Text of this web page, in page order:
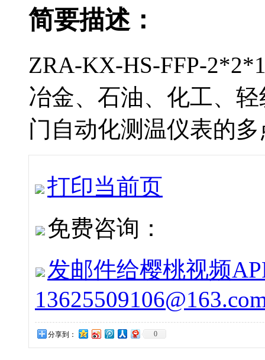
简要描述：
ZRA-KX-HS-FFP-
冶金、石油、化工
门自动化测温仪表的多点
打印当前页
免费咨询：
发邮件给樱桃视频APP
分享到： 0